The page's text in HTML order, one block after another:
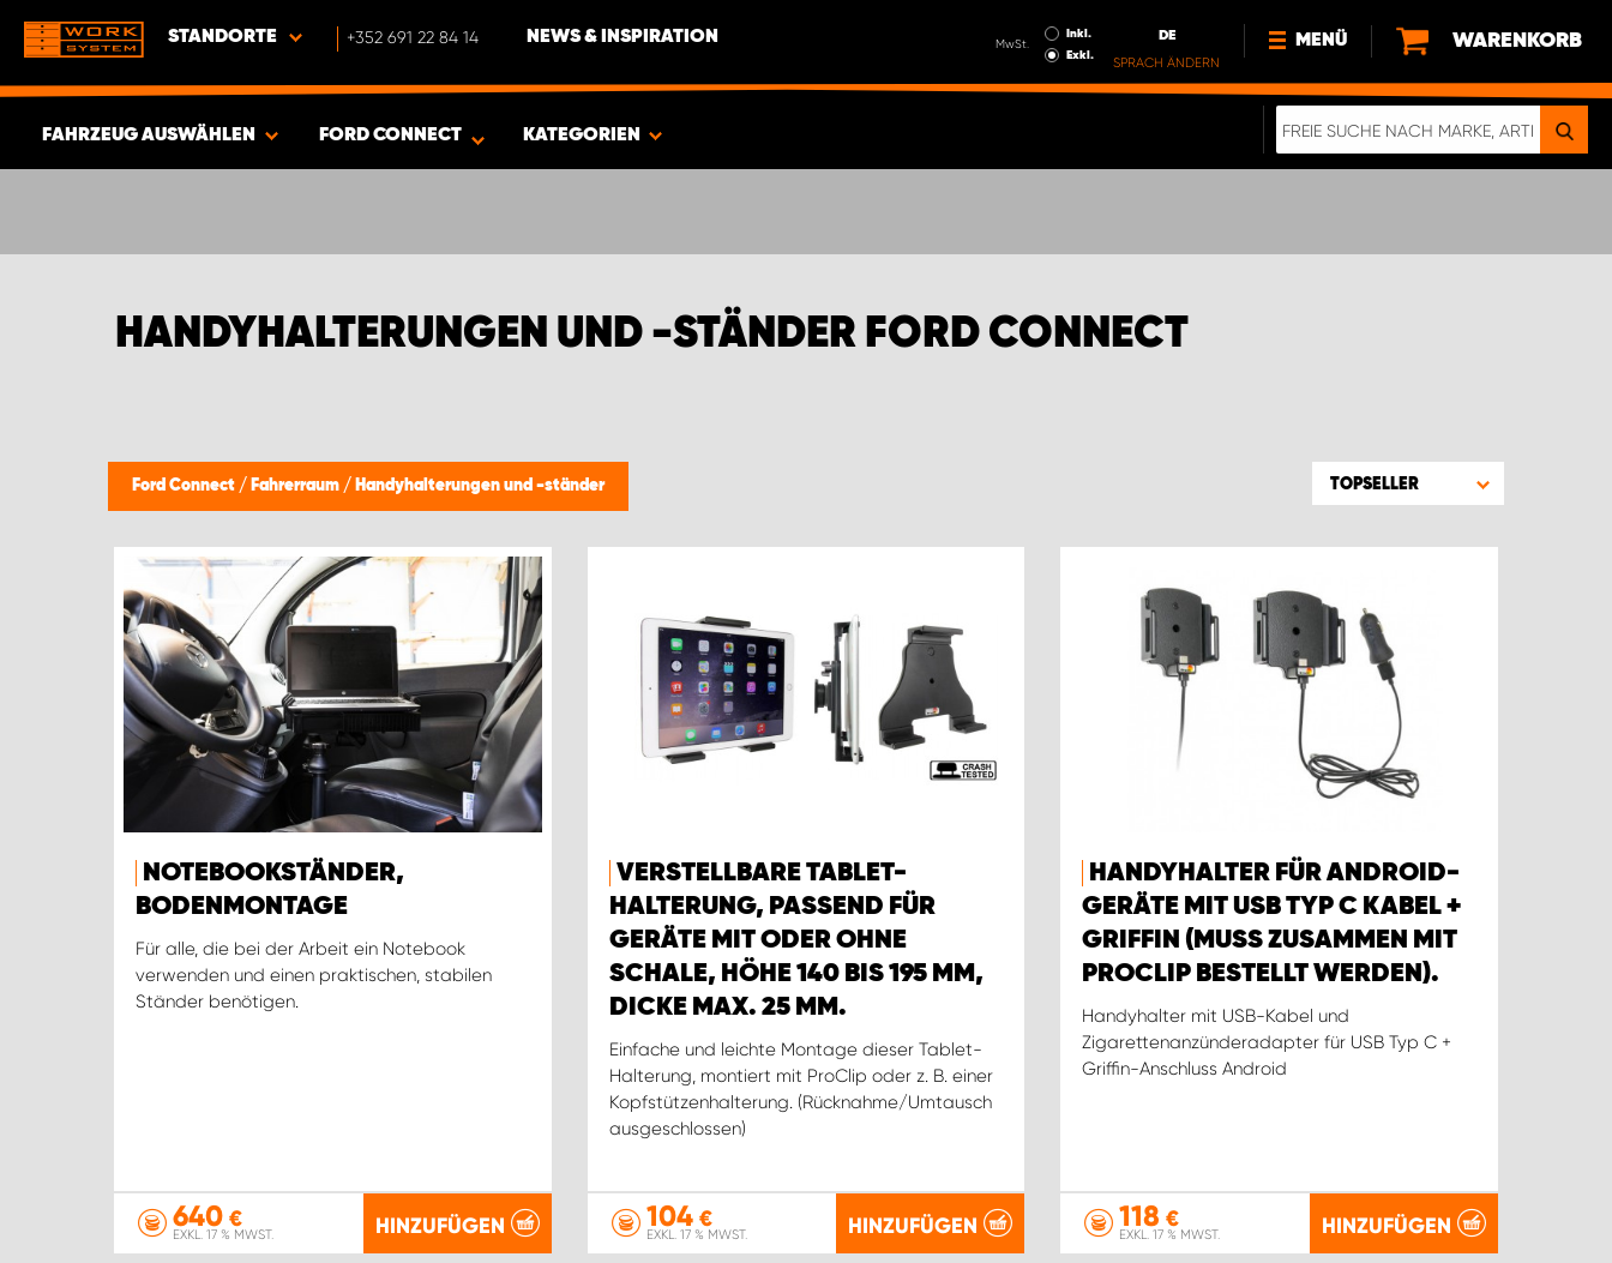
STANDORTE +352 691 22 84 14 NEWS & INSPIRATION MwSt.
Inkl.
Exkl.
DE
SPRACH ÄNDERN
MENÜ
NEWS
WARENKORB
FAHRZEUG AUSWÄHLEN
ARTIKEL
FORD CONNECT KATEGORIEN
HANDYHALTERUNGEN UND -STÄNDER FORD CONNECT
Ford Connect / Fahrerraum / Handyhalterungen und -ständer TOPSELLER
NOTEBOOKSTÄNDER,
BODENMONTAGE
Für alle, die bei der Arbeit ein Notebook
verwenden und einen praktischen, stabilen
Ständer benötigen.
640 €
EXKL. 17 % MWST. HINZUFÜGEN
VERSTELLBARE TABLET-
HALTERUNG, PASSEND FÜR
GERÄTE MIT ODER OHNE
SCHALE, HÖHE 140 BIS 195 MM,
DICKE MAX. 25 MM.
Einfache und leichte Montage dieser Tablet-
Halterung, montiert mit ProClip oder z. B. einer
Kopfstützenhalterung. (Rücknahme/Umtausch
ausgeschlossen)
104€
EXKL. 17 % MWST. HINZUFÜGEN
HANDYHALTER FÜR ANDROID-
GERÄTE MIT USB TYP C KABEL +
GRIFFIN (MUSS ZUSAMMEN MIT
PROCLIP BESTELLT WERDEN).
Handyhalter mit USB-Kabel und
Zigarettenanzünderadapter für USB Typ C +
Griffin-Anschluss Android
118 €
EXKL. 17 % MWST. HINZUFÜGEN